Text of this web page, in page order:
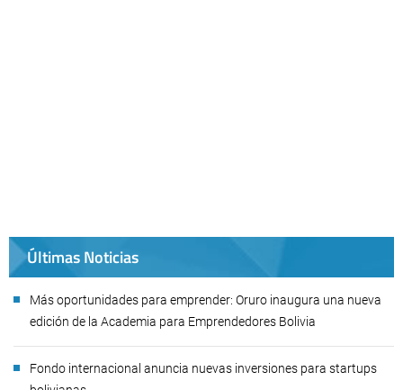
Últimas Noticias
Más oportunidades para emprender: Oruro inaugura una nueva
edición de la Academia para Emprendedores Bolivia
Fondo internacional anuncia nuevas inversiones para startups